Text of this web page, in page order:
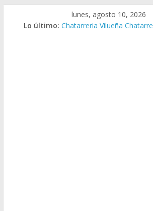
lunes, agosto 10, 2026
Lo último: Chatarreria Vilueña